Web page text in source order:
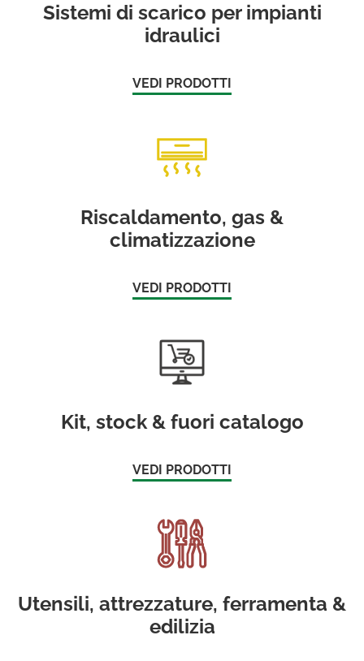
Sistemi di scarico per impianti
idraulici
VEDI PRODOTTI
Riscaldamento, gas &
climatizzazione
VEDI PRODOTTI
Kit, stock & fuori catalogo
VEDI PRODOTTI
Utensili, attrezzature, ferramenta &
edilizia